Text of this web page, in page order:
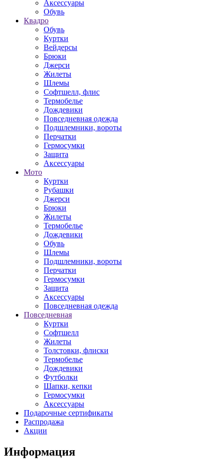
Аксессуары
Обувь
Квадро
Обувь
Куртки
Вейдерсы
Брюки
Джерси
Жилеты
Шлемы
Софтшелл, флис
Термобелье
Дождевики
Повседневная одежда
Подшлемники, вороты
Перчатки
Гермосумки
Защита
Аксессуары
Мото
Куртки
Рубашки
Джерси
Брюки
Жилеты
Термобелье
Дождевики
Обувь
Шлемы
Подшлемники, вороты
Перчатки
Гермосумки
Защита
Аксессуары
Повседневная одежда
Повседневная
Куртки
Софтшелл
Жилеты
Толстовки, флиски
Термобелье
Дождевики
Футболки
Шапки, кепки
Гермосумки
Аксессуары
Подарочные сертификаты
Распродажа
Акции
Информация